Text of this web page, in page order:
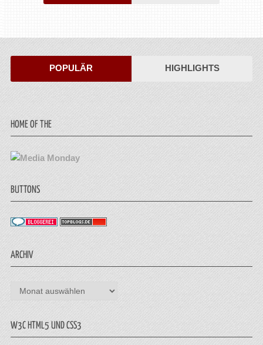
POPULÄR HIGHLIGHTS
HOME OF THE
BUTTONS
ARCHIV
Archiv
W3C HTML5 UND CSS3